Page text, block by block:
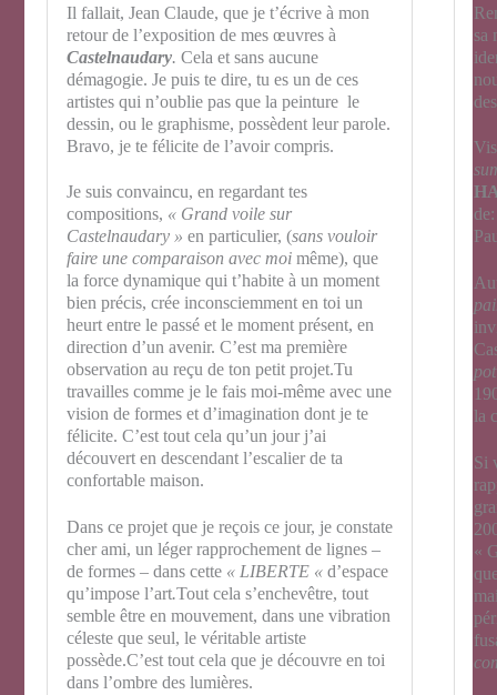
Il fallait, Jean Claude, que je t’écrive à mon
retour de l’exposition de mes œuvres à
Castelnaudary. Cela et sans aucune
démagogie. Je puis te dire, tu es un de ces
artistes qui n’oublie pas que la peinture le
dessin, ou le graphisme, possèdent leur parole.
Bravo, je te félicite de l’avoir compris.
Je suis convaincu, en regardant tes
compositions, « Grand voile sur
Castelnaudary » en particulier, (sans vouloir
faire une comparaison avec moi même), que
la force dynamique qui t’habite à un moment
bien précis, crée inconsciemment en toi un
heurt entre le passé et le moment présent, en
direction d’un avenir. C’est ma première
observation au reçu de ton petit projet.Tu
travailles comme je le fais moi-même avec une
vision de formes et d’imagination dont je te
félicite. C’est tout cela qu’un jour j’ai
découvert en descendant l’escalier de ta
confortable maison.
Dans ce projet que je reçois ce jour, je constate
cher ami, un léger rapprochement de lignes –
de formes – dans cette « LIBERTE « d’espace
qu’impose l’art.Tout cela s’enchevêtre, tout
semble être en mouvement, dans une vibration
céleste que seul, le véritable artiste
possède.C’est tout cela que je découvre en toi
dans l’ombre des lumières.
sa
la
Si
«